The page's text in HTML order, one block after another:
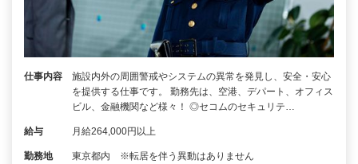
仕事内容
施設内外の周囲警戒やシステムの異常を発見し、安全・安心
を提供する仕事です。 勤務先は、空港、デパート、オフィス
ビル、金融機関など様々！ ◎セコムのセキュリテ…
給与 月給264,000円以上
勤務地 東京都内 ※転居を伴う異動はありません